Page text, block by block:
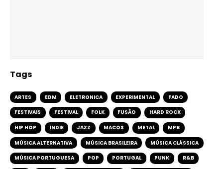
Tags
ARTES EDM ELETRONICA EXPERIMENTAL FADO
FESTIVAIS FESTIVAL FOLK FUSÃO HARD ROCK
HIP HOP INDIE JAZZ MACOS METAL MPB
MÚSICA ALTERNATIVA MÚSICA BRASILEIRA MÚSICA CLÁSSICA
MÚSICA PORTUGUESA POP PORTUGAL PUNK R&B